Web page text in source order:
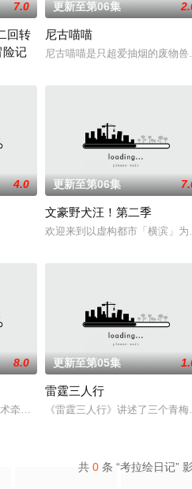
可触碰之物”。世代担任山神守护的
”的影响，一部分孩子获得了名为“拉姆
7.0
回转
险记
更新至第06集
尼古喵喵
尼古喵喵是只超爱抽烟的废物兽
4.0 更新至第06集
文豪野犬汪！第二季
欢迎来到以虚构都市「横滨」
8.0
牵引至纪元前的赫梯帝国，并长期遭
更新至第05集
雷霆三人行
《雷霆三人行》讲述了三个青
共 0 条 “考拉绘日记”